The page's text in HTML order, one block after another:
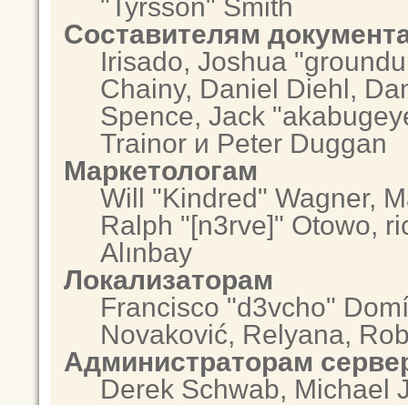
Составителям
Irisado, Joshua
Chainy, Daniel Diehl,
Spence, Jack
Trainor и Peter Duggan
Маркетологам
Will "Kindred" Wagner,
Ralph "[n3rve]" Otowo,
Alınbay
Локализаторам
Francisco "d3vcho"
Novaković, Relyana,
Администраторам
Derek Schwab, Michael